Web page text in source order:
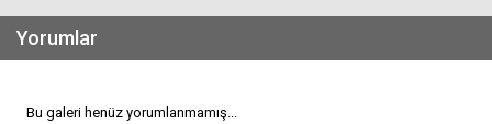
Yorumlar
Bu galeri henüz yorumlanmamış...